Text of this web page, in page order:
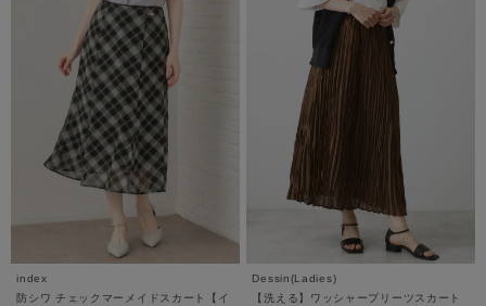
index
防シワ チェックマーメイドスカート【イ
Dessin(Ladies)
【洗える】ワッシャープリーツスカート